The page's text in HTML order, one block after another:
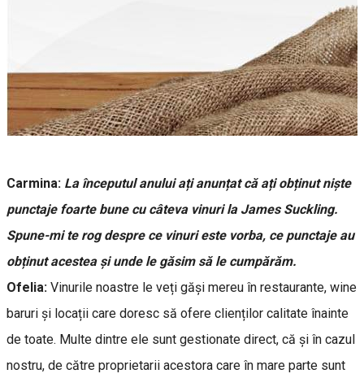
Carmina: La începutul anului ați anunțat că ați obținut niște
punctaje foarte bune cu câteva vinuri la James Suckling.
Spune-mi te rog despre ce vinuri este vorba, ce punctaje au
obținut acestea și unde le găsim să le cumpărăm.
Ofelia: Vinurile noastre le veți găși mereu în restaurante, wine
baruri și locații care doresc să ofere clienților calitate înainte
de toate. Multe dintre ele sunt gestionate direct, că și în cazul
nostru, de către proprietarii acestora care în mare parte sunt